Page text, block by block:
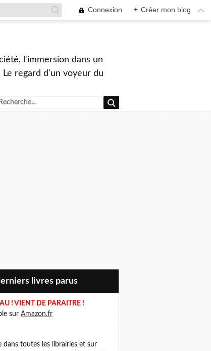
Connexion + Créer mon blog
l'immersion dans un
regard d'un voyeur du
derniers livres parus
! VIENT DE PARAITRE !
sur Amazon.fr
dans toutes les librairies et sur